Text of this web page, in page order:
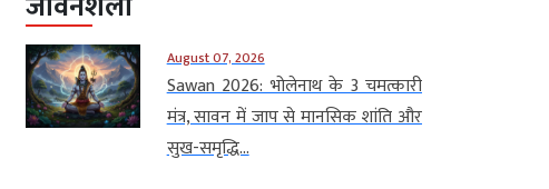
August 07, 2026
Sawan 2026: भोलेनाथ के 3 चमत्कारी
मंत्र, सावन में जाप से मानसिक शांति और
सुख-समृद्धि...